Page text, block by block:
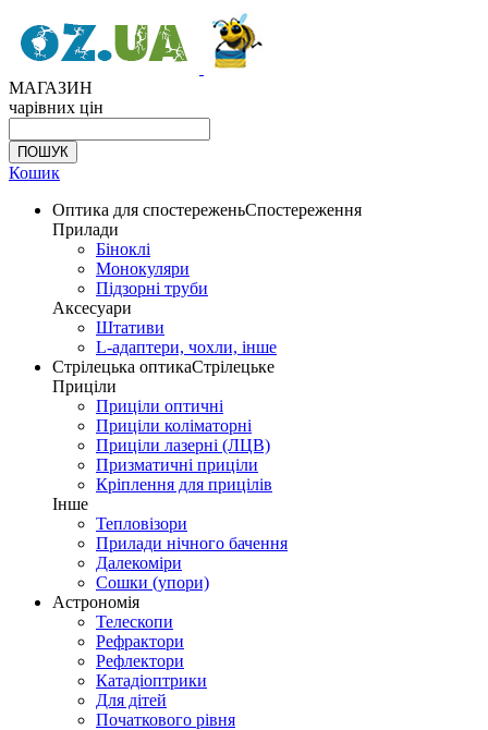
МАГАЗИН
чарівних цін
Кошик
Оптика для спостереженьСпостереження
Прилади
Біноклі
Монокуляри
Підзорні труби
Аксесуари
Штативи
L-адаптери, чохли, інше
Стрілецька оптикаСтрілецьке
Приціли
Приціли оптичні
Приціли коліматорні
Приціли лазерні (ЛЦВ)
Призматичні приціли
Кріплення для прицілів
Інше
Тепловізори
Прилади нічного бачення
Далекоміри
Сошки (упори)
Астрономія
Телескопи
Рефрактори
Рефлектори
Катадіоптрики
Для дітей
Початкового рівня